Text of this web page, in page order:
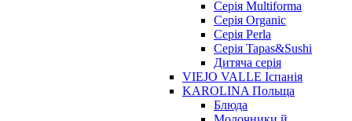
Серія Multiforma
Серія Organic
Серія Perla
Серія Tapas&Sushi
Дитяча серія
VIEJO VALLE Іспанія
KAROLINA Польща
Блюда